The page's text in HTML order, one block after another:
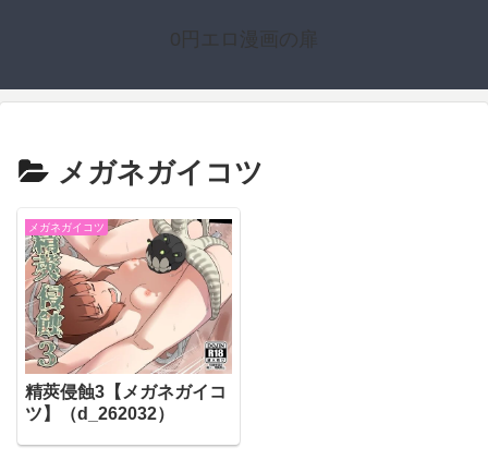
0円エロ漫画の扉
メガネガイコツ
メガネガイコツ
精莢侵蝕3【メガネガイコ
ツ】（d_262032）